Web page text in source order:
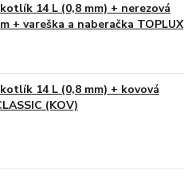
14 L (0,8 mm) + nerezová
+ vareška a naberačka TOPLUX
14 L (0,8 mm) + kovová
(KOV)